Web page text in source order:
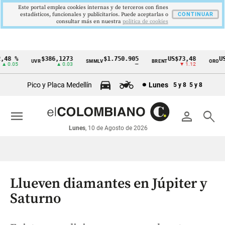
Cintillo
económicos
Colombia
% UVR$386,1273
▲ 0.03
SMMLV$1.750.905 BRENT US$73,48
▼ 1.12
ORO
Pico y Placa Medellín Lunes 5 y 8 5 y 8
person search
Lunes, 10 de Agosto de 2026
menu
Llueven diamantes en Júpiter y
Saturno
Este portal emplea cookies internas y de terceros con fines
estadísticos, funcionales y publicitarios. Puede aceptarlas o
consultar más en nuestra politica de cookies
CONTINUAR